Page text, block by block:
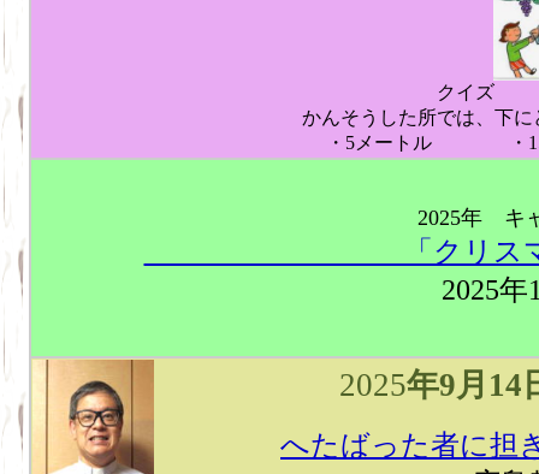
クイズ
かんそうした所では、下
・5メートル ・
2025年 キ
「クリスマスの
2025年12
2025年9月 14
へたばった者に担